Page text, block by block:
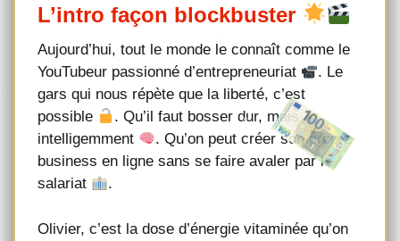
L’intro façon blockbuster
Aujourd’hui, tout le monde le connaît comme le
YouTubeur passionné d’entrepreneuriat
. Le
gars qui nous répète que la liberté, c’est
possible
. Qu’il faut bosser dur, mais
intelligemment
. Qu’on peut créer son propre
business en ligne sans se faire avaler par le
salariat
.
Olivier, c’est la dose d’énergie vitaminée qu’on